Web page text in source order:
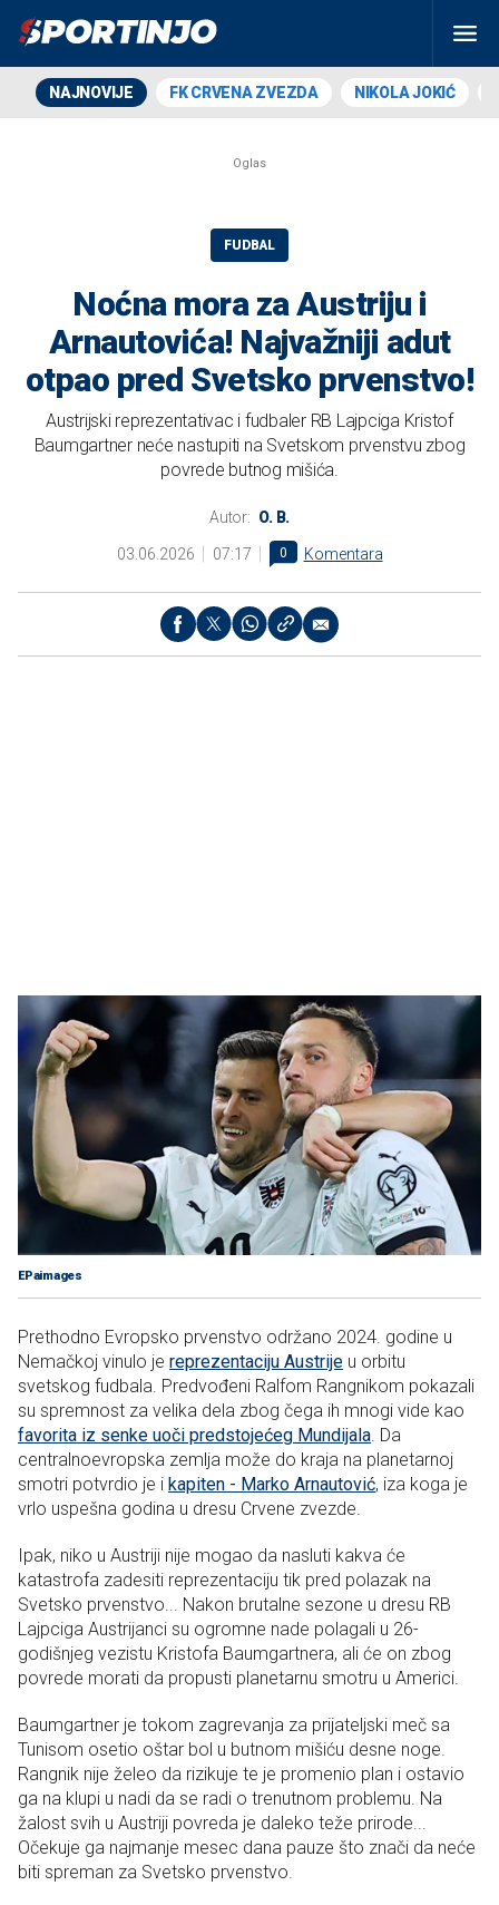
NAJNOVIJE FK CRVENA ZVEZDA NIKOLA JOKIĆ
FUDBAL
Noćna mora za Austriju i
Arnautovića! Najvažniji adut
otpao pred Svetsko prvenstvo!
Austrijski reprezentativac i fudbaler RB Lajpciga Kristof
Baumgartner neće nastupiti na Svetskom prvenstvu zbog
povrede butnog mišića.
Autor: O. B.
03.06.2026 07:17 0 Komentara
EPaimages
Prethodno Evropsko prvenstvo održano 2024. godine u
Nemačkoj vinulo je reprezentaciju Austrije u orbitu
svetskog fudbala. Predvođeni Ralfom Rangnikom pokazali
su spremnost za velika dela zbog čega ih mnogi vide kao
favorita iz senke uoči predstojećeg Mundijala . Da
centralnoevropska zemlja može do kraja na planetarnoj
smotri potvrdio je i kapiten - Marko Arnautović, iza koga je
vrlo uspešna godina u dresu Crvene zvezde.
Ipak, niko u Austriji nije mogao da nasluti kakva će
katastrofa zadesiti reprezentaciju tik pred polazak na
Svetsko prvenstvo... Nakon brutalne sezone u dresu RB
Lajpciga Austrijanci su ogromne nade polagali u 26-
godišnjeg vezistu Kristofa Baumgartnera, ali će on zbog
povrede morati da propusti planetarnu smotru u Americi.
Baumgartner je tokom zagrevanja za prijateljski meč sa
Tunisom osetio oštar bol u butnom mišiću desne noge.
Rangnik nije želeo da rizikuje te je promenio plan i ostavio
ga na klupi u nadi da se radi o trenutnom problemu. Na
žalost svih u Austriji povreda je daleko teže prirode...
Očekuje ga najmanje mesec dana pauze što znači da neće
biti spreman za Svetsko prvenstvo.